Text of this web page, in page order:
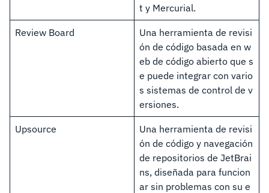
t y Mercurial.
Review Board
Una herramienta de revisi
ón de código basada en w
eb de código abierto que s
e puede integrar con vario
s sistemas de control de v
ersiones.
Upsource
Una herramienta de revisi
ón de código y navegación
de repositorios de JetBrai
ns, diseñada para funcion
ar sin problemas con su e